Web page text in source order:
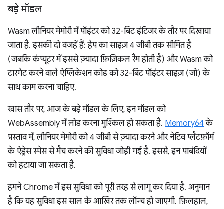
बड़े मॉडल
Wasm लीनियर मेमोरी में पॉइंटर को 32-बिट इंटिजर के तौर पर दिखाया
जाता है. इसकी दो वजहें हैं: हेप का साइज़ 4 जीबी तक सीमित है
(जबकि कंप्यूटर में इससे ज़्यादा फ़िज़िकल रैम होती है) और Wasm को
टारगेट करने वाले ऐप्लिकेशन कोड को 32-बिट पॉइंटर साइज़ (जो) के
साथ काम करना चाहिए.
खास तौर पर, आज के बड़े मॉडल के लिए, इन मॉडल को
WebAssembly में लोड करना मुश्किल हो सकता है. Memory64के
प्रस्ताव में, लीनियर मेमोरी को 4 जीबी से ज़्यादा करने और नेटिव प्लैटफ़ॉर्म
के ऐड्रेस स्पेस से मैच करने की सुविधा जोड़ी गई है. इससे, इन पाबंदियों
को हटाया जा सकता है.
हमने Chrome में इस सुविधा को पूरी तरह से लागू कर दिया है. अनुमान
है कि यह सुविधा इस साल के आखिर तक लॉन्च हो जाएगी. फ़िलहाल,